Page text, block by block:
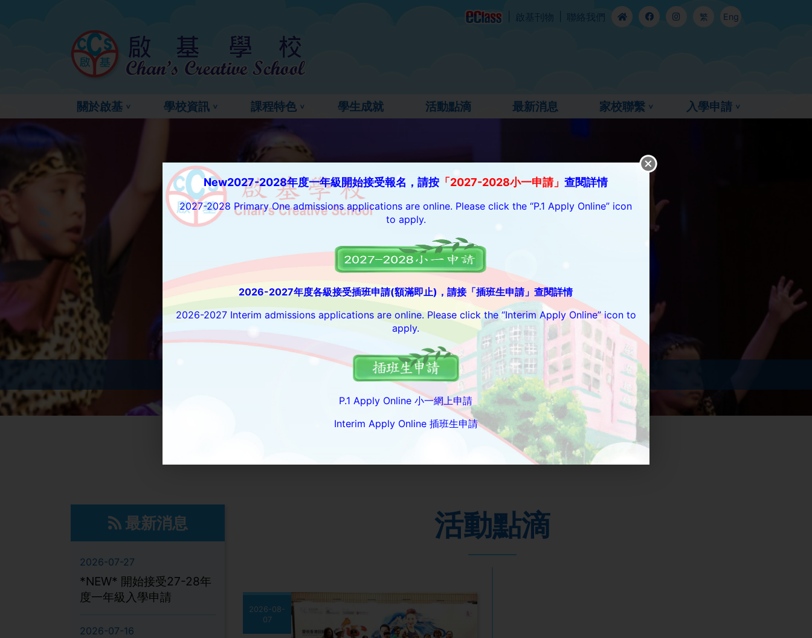
啟基刊物 聯絡我們 繁 Eng
關於啟基 學校資訊 課程特色 學生成就 活動點滴 最新消息 家校聯繫 入學申請
愉快學習在啟基!!
教養孩童，使他走當行的道，就是到老他也不偏離(箴言 22:6)
活動點滴
2026-08-
07
最新消息
2026-07-27
*NEW* 開始接受27-28年
度一年級入學申請
2026-07-16
New2027-2028年度一年級開始接受報名，請按 「2027-2028小一申請」查閱詳情
2027-2028 Primary One admissions applications are online. Please click the “P.1 Apply Online” icon
to apply.
2026-2027年度各級接受插班申請(額滿即止)，請接「插班生申請」查閱詳情
2026-2027 Interim admissions applications are online. Please click the “Interim Apply Online” icon to
apply.
P.1 Apply Online 小一網上申請
Interim Apply Online 插班生申請